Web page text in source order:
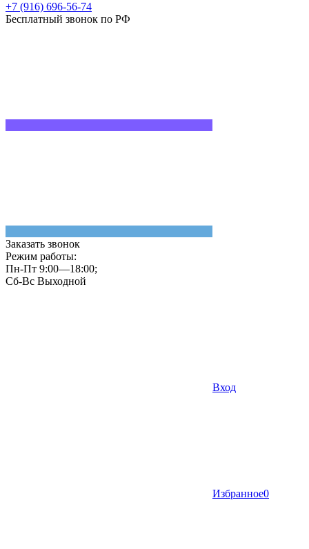
+7 (916) 696-56-74
Бесплатный звонок по РФ
Заказать звонок
Режим работы:
Пн-Пт 9:00—18:00;
Сб-Вс Выходной
Вход
Избранное0